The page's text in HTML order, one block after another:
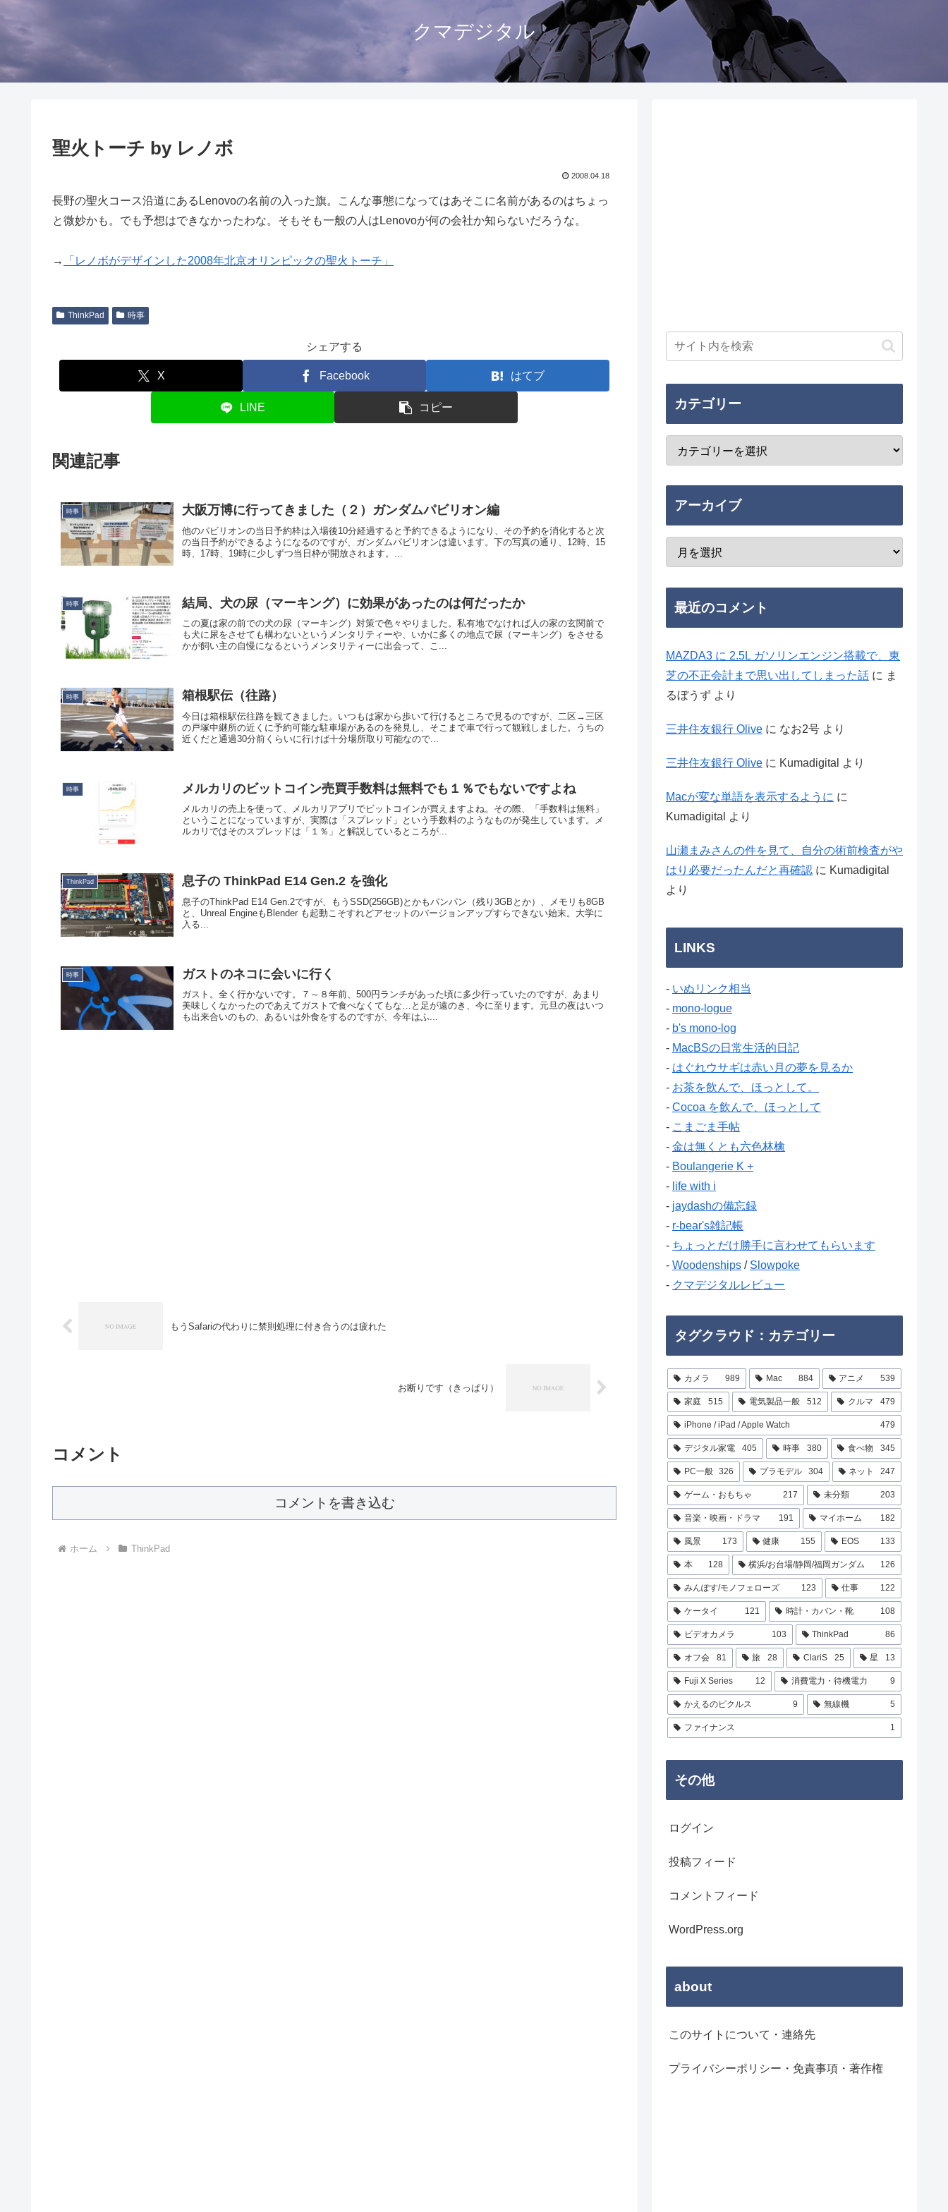
クマデジタル
聖火トーチ by レノボ
2008.04.18
長野の聖火コース沿道にあるLenovoの名前の入った旗。こんな事態になってはあそこに名前があるのはちょっ
と微妙かも。でも予想はできなかったわな。そもそも一般の人はLenovoが何の会社か知らないだろうな。
→ 「レノボがデザインした2008年北京オリンピックの聖火トーチ」
ThinkPad 時事
シェアする
X Facebook はてブ
LINE コピー
関連記事
時事 大阪万博に行ってきました（２）ガンダムパビリオン編
他のパビリオンの当日予約枠は入場後10分経過すると予約できるようになり、その予約を消化すると次
の当日予約ができるようになるのですが、ガンダムパビリオンは違います。下の写真の通り、12時、15
時、17時、19時に少しずつ当日枠が開放されます。...
時事 結局、犬の尿（マーキング）に効果があったのは何だったか
この夏は家の前での犬の尿（マーキング）対策で色々やりました。私有地でなければ人の家の玄関前で
も犬に尿をさせても構わないというメンタリティーや、いかに多くの地点で尿（マーキング）をさせる
かが飼い主の自慢になるというメンタリティーに出会って、こ...
時事 箱根駅伝（往路）
今日は箱根駅伝往路を観てきました。いつもは家から歩いて行けるところで見るのですが、二区→三区
の戸塚中継所の近くに予約可能な駐車場があるのを発見し、そこまで車で行って観戦しました。うちの
近くだと通過30分前くらいに行けば十分場所取り可能なので...
時事 メルカリのビットコイン売買手数料は無料でも１％でもないですよね
メルカリの売上を使って、メルカリアプリでビットコインが買えますよね。その際、「手数料は無料」
ということになっていますが、実際は「スプレッド」という手数料のようなものが発生しています。メ
ルカリではそのスプレッドは「１％」と解説しているところが...
ThinkPad 息子の ThinkPad E14 Gen.2 を強化
息子のThinkPad E14 Gen.2ですが、もうSSD(256GB)とかもパンパン（残り3GBとか）、メモリも8GB
と、Unreal EngineもBlender も起動こそすれどアセットのバージョンアップすらできない始末。大学に
入る...
時事 ガストのネコに会いに行く
ガスト。全く行かないです。７～８年前、500円ランチがあった頃に多少行っていたのですが、あまり
美味しくなかったのであえてガストで食べなくてもな…と足が遠のき、今に至ります。元旦の夜はいつ
も出来合いのもの、あるいは外食をするのですが、今年はふ...
もうSafariの代わりに禁則処理に付き合うのは疲れた
お断りです（きっぱり）
コメント
コメントを書き込む
ホーム ThinkPad
カテゴリー
アーカイブ
最近のコメント
MAZDA3 に 2.5L ガソリンエンジン搭載で、東
芝の不正会計まで思い出してしまった話 に ま
るぼうず より
三井住友銀行 Olive に なお2号 より
三井住友銀行 Olive に Kumadigital より
Macが変な単語を表示するように に
Kumadigital
より
山瀬まみさんの件を見て、自分の術前検査がや
はり必要だったんだと再確認 に Kumadigital
より
LINKS
- いぬリンク相当
- mono-logue
- b's mono-log
- MacBSの日常生活的日記
- はぐれウサギは赤い月の夢を見るか
- お茶を飲んで、ほっとして。
- Cocoa を飲んで、ほっとして
- こまごま手帖
- 金は無くとも六色林檎
- Boulangerie K +
- life with i
- jaydashの備忘録
- r-bear's雑記帳
- ちょっとだけ勝手に言わせてもらいます
- Woodenships / Slowpoke
- クマデジタルレビュー
タグクラウド：カテゴリー
カメラ 989 Mac 884 アニメ 539
家庭 515 電気製品一般 512 クルマ 479
iPhone / iPad / Apple Watch 479
デジタル家電 405 時事 380 食べ物 345
PC一般 326 プラモデル 304 ネット 247
ゲーム・おもちゃ 217 未分類 203
音楽・映画・ドラマ 191 マイホーム 182
風景 173 健康 155 EOS 133
本 128 横浜/お台場/静岡/福岡ガンダム 126
みんぽす/モノフェローズ 123 仕事 122
ケータイ 121 時計・カバン・靴 108
ビデオカメラ 103 ThinkPad 86
オフ会 81 旅 28 ClariS 25 星 13
Fuji X Series 12 消費電力・待機電力 9
かえるのピクルス 9 無線機 5
ファイナンス 1
その他
ログイン
投稿フィード
コメントフィード
WordPress.org
about
このサイトについて・連絡先
プライバシーポリシー・免責事項・著作権